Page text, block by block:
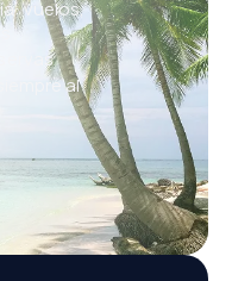
vuelos,
al